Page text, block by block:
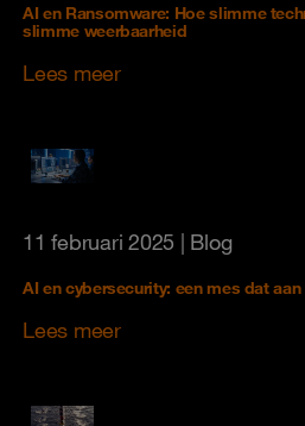
AI en Ransomware: Hoe slimme
slimme weerbaarheid
Lees meer
11 februari 2025 | Blog
AI en cybersecurity: een mes dat
Lees meer